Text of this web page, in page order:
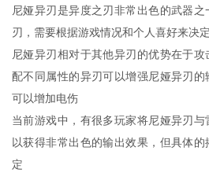
尼娅异刃是异度之刃非常出色的武器
刃，需要根据游戏情况和个人喜好来决定
尼娅异刃相对于其他异刃的优势在于
配不同属性的异刃可以增强尼娅异刃
可以增加电伤
当前游戏中，有很多玩家将尼娅异刃
以获得非常出色的输出效果，但具体
定